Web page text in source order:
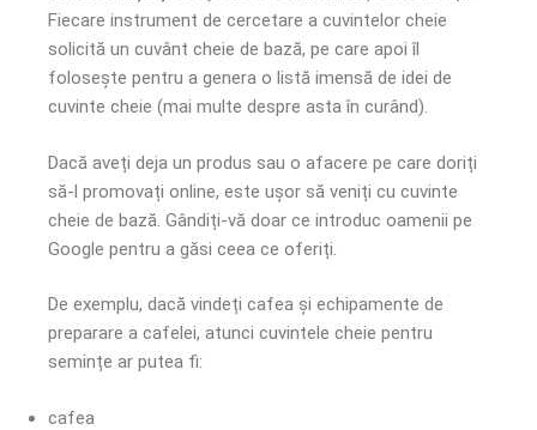
Fiecare instrument de cercetare a cuvintelor cheie
solicită un cuvânt cheie de bază, pe care apoi îl
folosește pentru a genera o listă imensă de idei de
cuvinte cheie (mai multe despre asta în curând).
Dacă aveți deja un produs sau o afacere pe care doriți
să-l promovați online, este ușor să veniți cu cuvinte
cheie de bază. Gândiți-vă doar ce introduc oamenii pe
Google pentru a găsi ceea ce oferiți.
De exemplu, dacă vindeți cafea și echipamente de
preparare a cafelei, atunci cuvintele cheie pentru
semințe ar putea fi:
cafea